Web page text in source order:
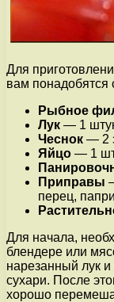
Для
вам
Рыбное
Лук — 1
Чеснок — 2
Яйцо — 1
Приправы
перец,
Для начала,
блендере или
нарезанный лук
сухари. После
хорошо